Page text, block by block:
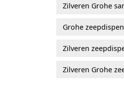
Zilveren Grohe
Grohe
Zilveren
Zilveren Grohe